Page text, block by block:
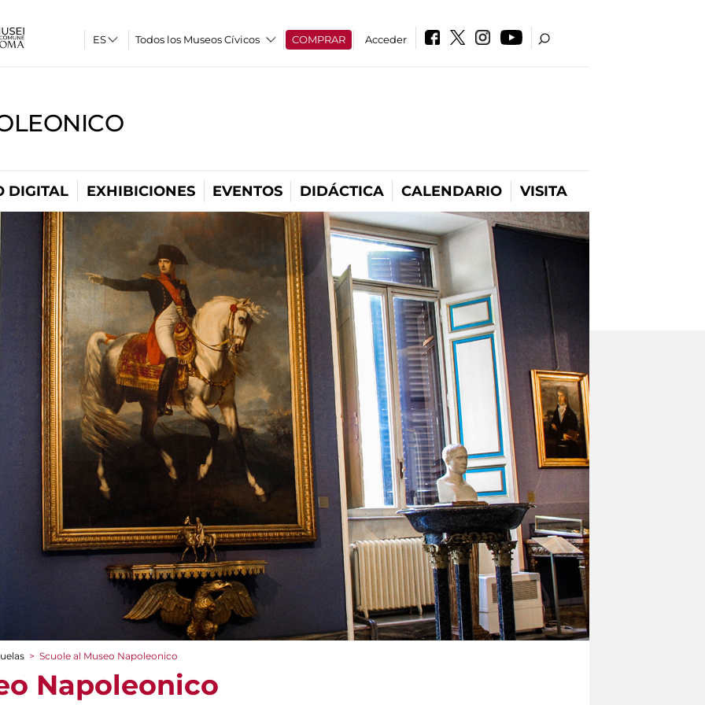
Todos los Museos Cívicos COMPRAR Acceder
DIGITAL EXHIBICIONES EVENTOS DIDÁCTICA CALENDARIO VISITA
> Scuole al Museo Napoleonico
Napoleonico